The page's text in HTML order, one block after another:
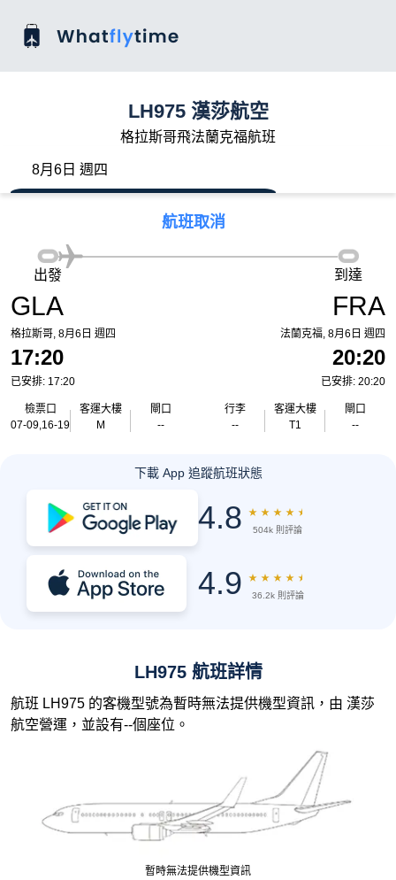
LH975 漢莎航空
格拉斯哥飛法蘭克福航班
8月6日 週四
航班取消
GLA
格拉斯哥, 8月6日 週四
17:20
已安排: 17:20
檢票口
07-09,16-19
客運大樓
M
閘口
--
出發 到達
FRA
法蘭克福, 8月6日 週四
20:20
已安排: 20:20
行李
--
客運大樓
T1
閘口
--
下載 App 追蹤航班狀態
4.8 ★ ★ ★ ★ ★
504k 則評論
4.9 ★ ★ ★ ★ ★
36.2k 則評論
LH975 航班詳情
航班 LH975 的客機型號為暫時無法提供機型資訊，由 漢莎
航空營運，並設有--個座位。
暫時無法提供機型資訊